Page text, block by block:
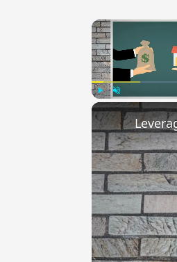
Unmute